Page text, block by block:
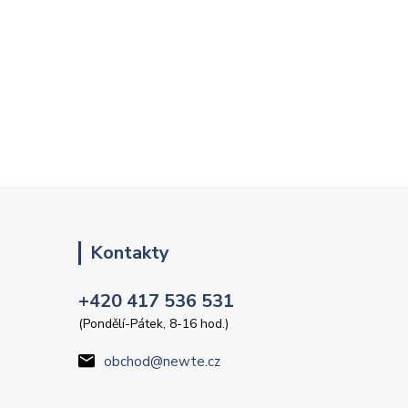
Kontakty
+420 417 536 531
(Pondělí-Pátek, 8-16 hod.)
obchod@newte.cz